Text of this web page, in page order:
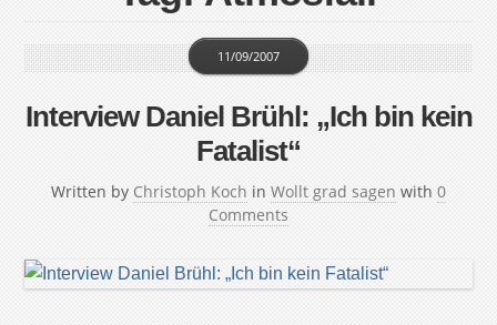
Interview Daniel Brühl: „Ich bin kein
Fatalist“
Written by Christoph Koch
11/09/2007
in Wollt grad sagen with 0
Comments